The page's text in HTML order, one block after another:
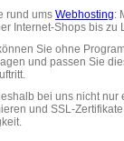
rund ums Webhosting:
Internet-Shops bis
Sie ohne
und passen Sie
bei uns nicht nur
und SSL-